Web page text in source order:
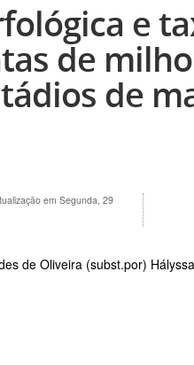
e
de
de
em Segunda, 29
de Oliveira (subst.por)